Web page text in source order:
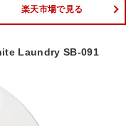
楽天市場で見る
Laundry SB-091